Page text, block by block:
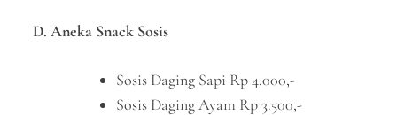
D. Aneka Snack Sosis
Sosis Daging Sapi Rp 4.000,-
Sosis Daging Ayam Rp 3.500,-